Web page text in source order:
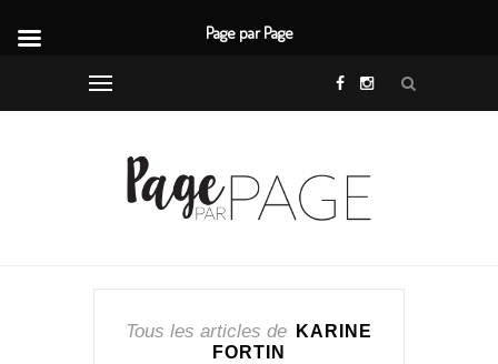
Tous les articles de
KARINE
FORTIN
Page par Page